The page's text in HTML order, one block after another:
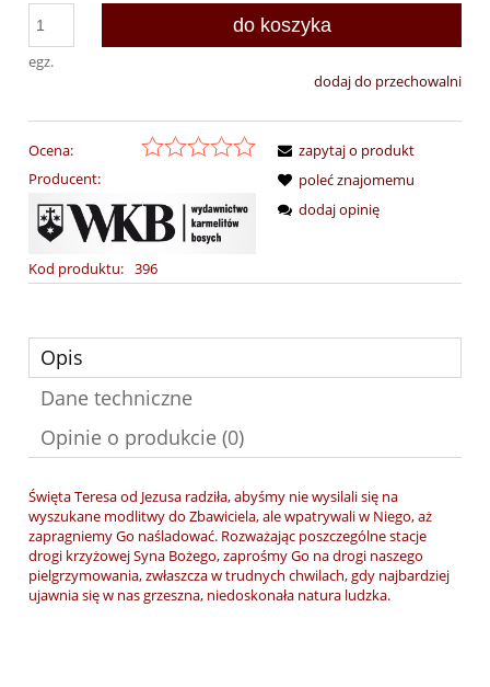
egz.
do koszyka
dodaj do przechowalni
Ocena:
Producent:
Kod produktu: 396
zapytaj o produkt
poleć znajomemu
dodaj opinię
Opis
Dane techniczne
Opinie o produkcie (0)
Święta Teresa od Jezusa radziła, abyśmy nie wysilali się na
wyszukane modlitwy do Zbawiciela, ale wpatrywali w Niego, aż
zapragniemy Go naśladować. Rozważając poszczególne stacje
drogi krzyżowej Syna Bożego, zaprośmy Go na drogi naszego
pielgrzymowania, zwłaszcza w trudnych chwilach, gdy najbardziej
ujawnia się w nas grzeszna, niedoskonała natura ludzka.